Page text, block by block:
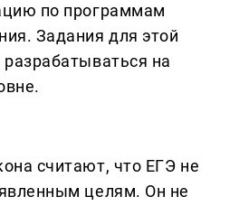
по программам
Задания для этой
разрабатываться на
считают, что ЕГЭ не
целям. Он не